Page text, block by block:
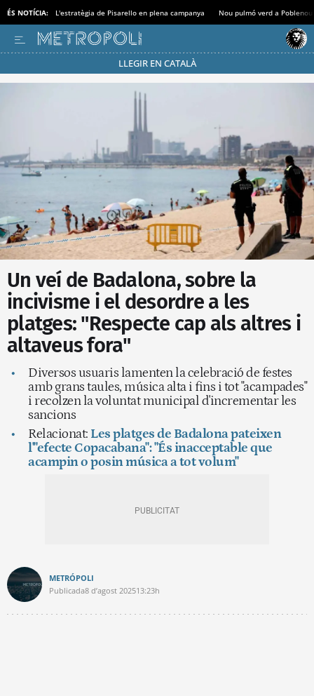
ÉS NOTÍCIA: L'estratègia de Pisarello en plena campanya Nou pulmó verd a Poblenou
LLEGIR EN CATALÀ
Passa’t al mode estalvi
Un veí de Badalona, sobre la
incivisme i el desordre a les
platges: "Respecte cap als altres i
altaveus fora"
Diversos usuaris lamenten la celebració de festes
amb grans taules, música alta i fins i tot "acampades"
i recolzen la voluntat municipal d'incrementar les
sancions
Relacionat: Les platges de Badalona pateixen
l'"efecte Copacabana": "És inacceptable que
acampin o posin música a tot volum"
METRÓPOLI
Publicada8 d’agost 202513:23h